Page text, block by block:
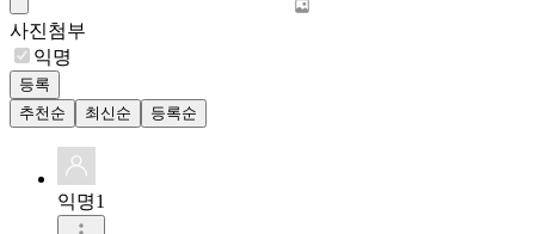
사진첨부
익명
등록
추천순
최신순 등록순
익명1